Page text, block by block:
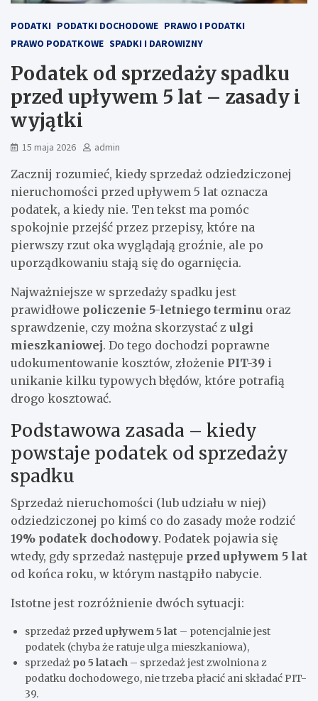
PODATKI PODATKI DOCHODOWE PRAWO I PODATKI
PRAWO PODATKOWE SPADKI I DAROWIZNY
Podatek od sprzedaży spadku
przed upływem 5 lat – zasady i
wyjątki
15 maja 2026 admin
Zacznij rozumieć, kiedy sprzedaż odziedziczonej
nieruchomości przed upływem 5 lat oznacza
podatek, a kiedy nie. Ten tekst ma pomóc
spokojnie przejść przez przepisy, które na
pierwszy rzut oka wyglądają groźnie, ale po
uporządkowaniu stają się do ogarnięcia.
Najważniejsze w sprzedaży spadku jest
prawidłowe policzenie 5-letniego terminu oraz
sprawdzenie, czy można skorzystać z ulgi
mieszkaniowej. Do tego dochodzi poprawne
udokumentowanie kosztów, złożenie PIT-39 i
unikanie kilku typowych błędów, które potrafią
drogo kosztować.
Podstawowa zasada – kiedy
powstaje podatek od sprzedaży
spadku
Sprzedaż nieruchomości (lub udziału w niej)
odziedziczonej po kimś co do zasady może rodzić
19% podatek dochodowy. Podatek pojawia się
wtedy, gdy sprzedaż następuje przed upływem 5 lat
od końca roku, w którym nastąpiło nabycie.
Istotne jest rozróżnienie dwóch sytuacji:
sprzedaż przed upływem 5 lat – potencjalnie jest
podatek (chyba że ratuje ulga mieszkaniowa),
sprzedaż po 5 latach – sprzedaż jest zwolniona z
podatku dochodowego, nie trzeba płacić ani składać PIT-
39.